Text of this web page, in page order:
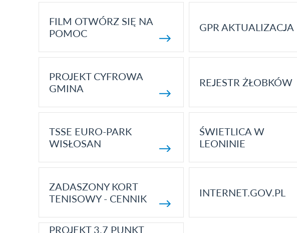
FILM OTWÓRZ SIĘ NA
POMOC
GPR AKTUALIZACJA
PROJEKT CYFROWA
GMINA
REJESTR ŻŁOBKÓW
TSSE EURO-PARK
WISŁOSAN
ŚWIETLICA W
LEONINIE
ZADASZONY KORT
TENISOWY - CENNIK
INTERNET.GOV.PL
PROJEKT 3.7 PUNKT